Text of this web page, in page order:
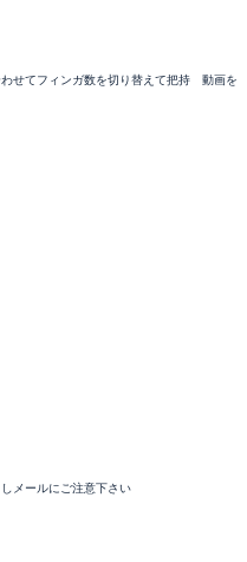
せてフィンガ数を切り替えて把持 動画を
メールにご注意下さい